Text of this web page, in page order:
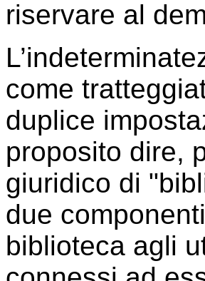
riservare al
come
duplice
proposito dire,
giuridico di
due
biblioteca agli